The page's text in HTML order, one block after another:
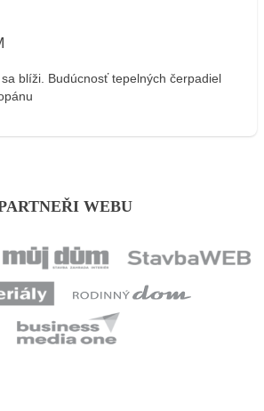
blíži. Budúcnosť tepelných čerpadiel
WEBU